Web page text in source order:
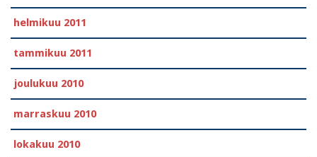
helmikuu 2011
tammikuu 2011
joulukuu 2010
marraskuu 2010
lokakuu 2010